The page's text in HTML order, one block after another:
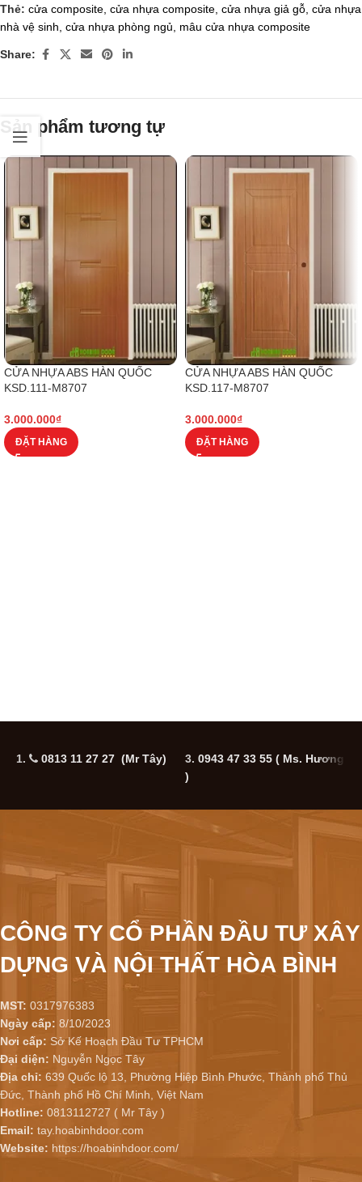
Thẻ: cửa composite cửa nhựa composite cửa nhựa giả gỗ cửa nhựa
nhà vệ sinh cửa nhựa phòng ngủ mâu cửa nhựa composite
Share:
Sản phẩm tương tự
CỬA NHỰA ABS HÀN QUỐC
KSD.111-M8707
3.000.000₫
ĐẶT HÀNG
CỬA NHỰA ABS HÀN QUỐC
KSD.117-M8707
3.000.000₫
ĐẶT HÀNG
1. 0813 11 27 27 (Mr Tây) 3. 0943 47 33 55 ( Ms. Hương
)
CÔNG TY CỔ PHẦN ĐẦU TƯ XÂY
DỰNG VÀ NỘI THẤT HÒA BÌNH
MST: 0317976383
Ngày cấp: 8/10/2023
Nơi cấp: Sở Kế Hoạch Đầu Tư TPHCM
Đại diện: Nguyễn Ngọc Tây
Địa chỉ: 639 Quốc lộ 13, Phường Hiệp Bình Phước, Thành phố Thủ
Đức, Thành phố Hồ Chí Minh, Việt Nam
Hotline: 0813112727 ( Mr Tây )
Email: tay.hoabinhdoor.com
Website: https://hoabinhdoor.com/